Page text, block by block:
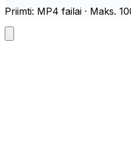
Priimti: MP4 failai · Maks.